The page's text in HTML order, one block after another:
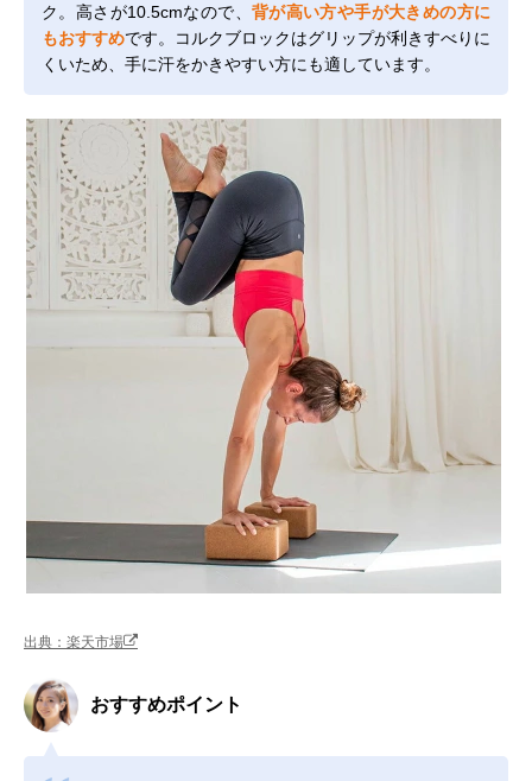
ク。高さが10.5cmなので、 背が高い方や手が大きめの方に
もおすすめです。コルクブロックはグリップが利きすべりに
くいため、手に汗をかきやすい方にも適しています。
出典：楽天市場
おすすめポイント